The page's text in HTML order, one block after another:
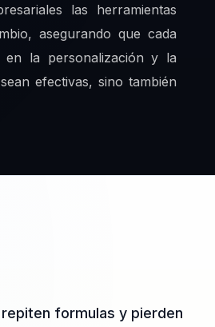
las herramientas
asegurando que cada
en la personalización y la
efectivas, sino también
formulas y pierden